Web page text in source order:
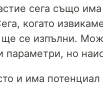
сега също
когато
ще се изпълни.
параметри, но
и има потенциал